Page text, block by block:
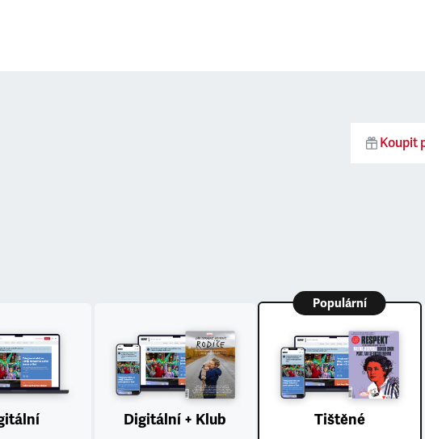
Koupit
Digitální + Klub
Populární
Tištěné